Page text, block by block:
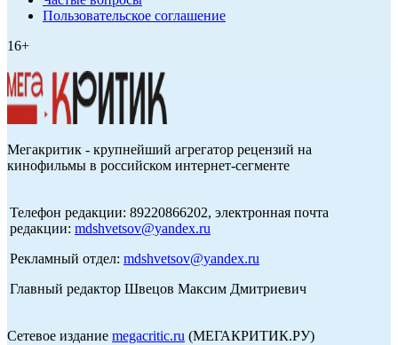
Пользовательское соглашение
16+
Мегакритик - крупнейший агрегатор рецензий на
кинофильмы в российском интернет-сегменте
Телефон редакции: 89220866202, электронная почта
редакции: mdshvetsov@yandex.ru
Рекламный отдел: mdshvetsov@yandex.ru
Главный редактор Швецов Максим Дмитриевич
Сетевое издание megacritic.ru (МЕГАКРИТИК.РУ)